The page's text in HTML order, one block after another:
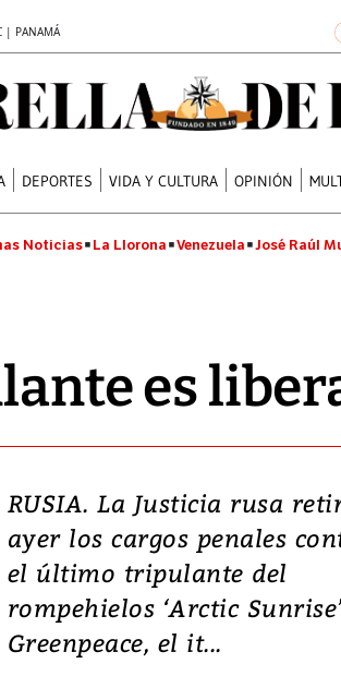
| PANAMÁ
DEPORTES VIDA Y CULTURA OPINIÓN
Noticias La Llorona Venezuela José Raúl
es
RUSIA. La Justicia rusa
ayer los cargos penales
el último tripulante del
rompehielos ‘Arctic
Greenpeace, el it...
Video, Japón:
deja heridos y graves
daños en Kumamoto